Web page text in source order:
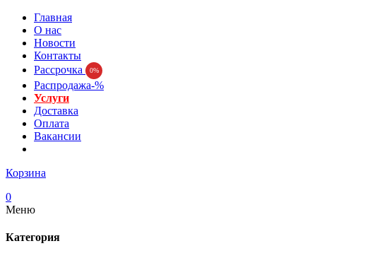
Главная
О нас
Новости
Контакты
Рассрочка
0%
Распродажа-%
Услуги
Доставка
Оплата
Вакансии
Корзина
0
Меню
Категория